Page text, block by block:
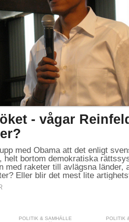
- vågar
med Obama att det enligt
helt bortom demokratiska
med raketer till avlägsna länder,
Eller blir det mest lite
POLITIK & SAMHÄLLE POLITIK
Luxemburg är
som, sett till
publikationen